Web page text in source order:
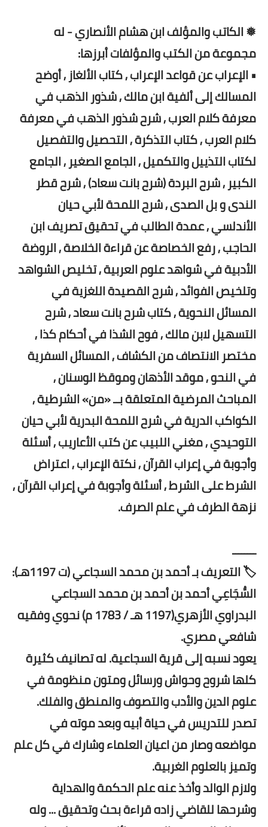
❅ الكاتب والمؤلف ابن هشام الأنصاري - له
مجموعة من الكتب والمؤلفات أبرزها:
• الإعراب عن قواعد الإعراب , كتاب الألغاز , أوضح
المسالك إلى ألفية ابن مالك , شذور الذهب في
معرفة كلام العرب , شرح شذور الذهب في معرفة
كلام العرب , كتاب التذكرة , التحصيل والتفصيل
لكتاب التذييل والتكميل , الجامع الصغير , الجامع
الكبير , شرح البردة (شرح بانت سعاد) , شرح قطر
الندى و بل الصدى , شرح اللمحة لأبي حيان
الأندلسي , عمدة الطالب في تحقيق تصريف ابن
الحاجب , رفع الخصاصة عن قراءة الخلاصة , الروضة
الأدبية في شواهد علوم العربية , تخليص الشواهد
وتلخيص الفوائد , شرح القصيدة اللغزية في
المسائل النحوية , كتاب شرح بانت سعاد , شرح
التسهيل لابن مالك , فوح الشذا في أحكام كذا ,
مختصر الانتصاف من الكشاف , المسائل السفرية
في النحو , موقد الأذهان وموقظ الوسنان ,
المباحث المرضية المتعلقة بــ «من» الشرطية ,
الكواكب الدرية في شرح اللمحة البدرية لأبي حيان
التوحيدي , مغني اللبيب عن كتب الأعاريب , أسئلة
وأجوبة في إعراب القرآن , نكتة الإعراب , اعتراض
الشرط على الشرط , أسئلة وأجوبة في إعراب القرآن ,
نزهة الطرف في علم الصرف.
ــــــــ
🏷️ التعريف بـ أحمد بن محمد السجاعي (ت 1197هـ):
السُّجَاعِي أحمد بن أحمد بن محمد السجاعي
البدراوي الأزهري(1197 هـ / 1783 م) نحوي وفقيه
شافعي مصري.
يعود نسبه إلى قرية السجاعية. له تصانيف كثيرة
كلها شروح وحواش ورسائل ومتون منظومة في
علوم الدين والأدب والتصوف والمنطق والفلك.
تصدر للتدريس في حياة أبيه وبعد موته في
مواضعه وصار من اعيان العلماء وشارك في كل علم
وتميز بالعلوم الغربية.
ولازم الوالد وأخذ عنه علم الحكمة والهداية
وشرحها للقاضي زاده قراءة بحث وتحقيق ... وله